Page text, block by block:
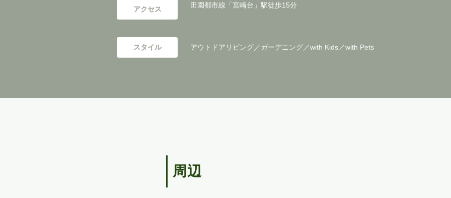
アクセス 田園都市線「宮崎台」駅徒歩15分
スタイル アウトドアリビング／ガーデニング／with Kids／with Pets
周辺